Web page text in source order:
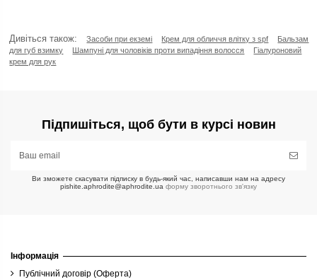
Ціна
Опції: Обсяг / Термін
75 мл
Стать
Дивіться також: Засоби при екземі Крем для обличчя влітку з spf
Бальзам
для губ взимку
Шампуні для чоловіків проти випадіння волосся
Гіалуроновий
крем для рук
Підпишіться, щоб бути в курсі новин
Ви зможете скасувати підписку в будь-який час, написавши нам на адресу
pishite.aphrodite@aphrodite.ua форму зворотнього зв'язку
Інформація
Публічний договір (Оферта)